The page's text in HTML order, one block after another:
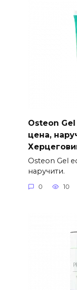
Osteon
цена,
Osteon Gel
наручити.
0 10